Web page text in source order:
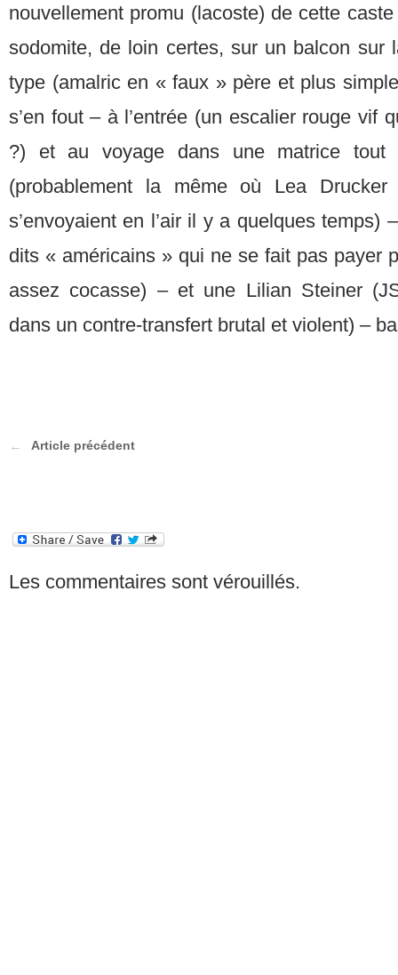
nouvellement promu (lacoste) de cette
sodomite, de loin certes, sur un balcon sur
type (amalric en « faux » père et plus
s’en fout – à l’entrée (un escalier rouge vif
?) et au voyage dans une matrice tout
(probablement la même où Lea Drucker
s’envoyaient en l’air il y a quelques temps)
dits « américains » qui ne se fait pas payer
assez cocasse) – et une Lilian Steiner
dans un contre-transfert brutal et violent) –
Article précédent
Les commentaires sont vérouillés.